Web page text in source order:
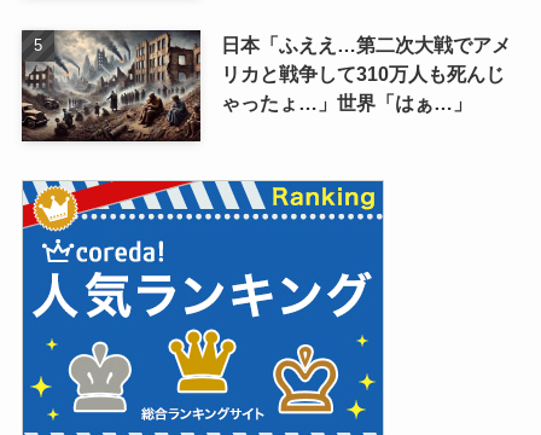
日本「ふええ…第二次大戦でアメ
リカと戦争して310万人も死んじ
ゃったょ…」世界「はぁ…」